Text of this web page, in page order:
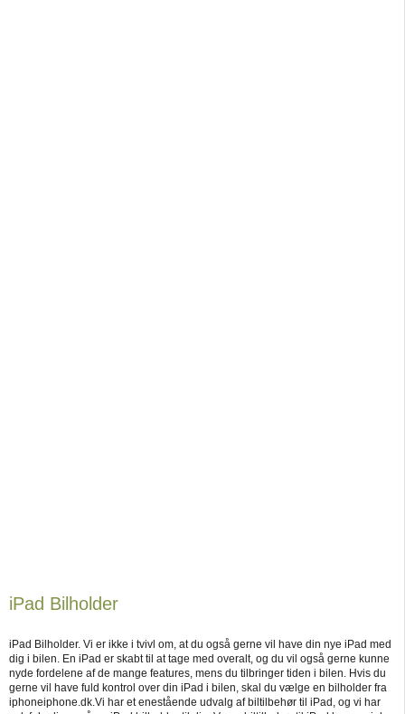
iPad Bilholder
iPad Bilholder. Vi er ikke i tvivl om, at du også gerne vil have din nye iPad med
dig i bilen. En iPad er skabt til at tage med overalt, og du vil også gerne kunne
nyde fordelene af de mange features, mens du tilbringer tiden i bilen. Hvis du
gerne vil have fuld kontrol over din iPad i bilen, skal du vælge en bilholder fra
iphoneiphone.dk.Vi har et enestående udvalg af biltilbehør til iPad, og vi har